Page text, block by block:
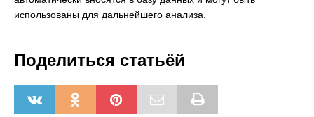
использованы для дальнейшего анализа.
Поделиться статьёй